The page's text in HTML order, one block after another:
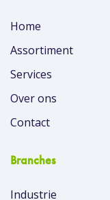
Home
Assortiment
Services
Over ons
Contact
Branches
Industrie